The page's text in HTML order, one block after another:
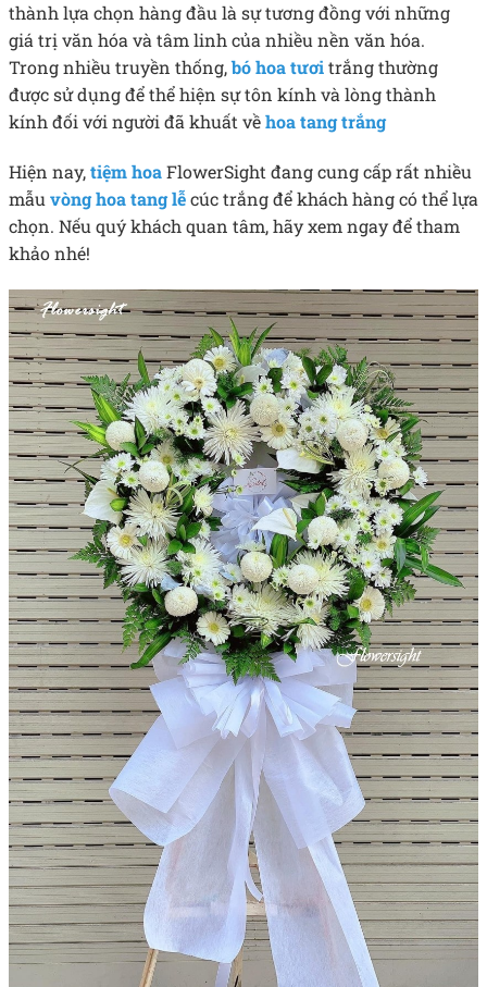
thành lựa chọn hàng đầu là sự tương đồng với những
giá trị văn hóa và tâm linh của nhiều nền văn hóa.
Trong nhiều truyền thống,bó hoa tươitrắng thường
được sử dụng để thể hiện sự tôn kính và lòng thành
kính đối với người đã khuất vềhoa tang trắng
Hiện nay,tiệm hoaFlowerSight đang cung cấp rất nhiều
mẫu vòng hoa tang lễcúc trắng để khách hàng có thể lựa
chọn. Nếu quý khách quan tâm, hãy xem ngay để tham
khảo nhé!